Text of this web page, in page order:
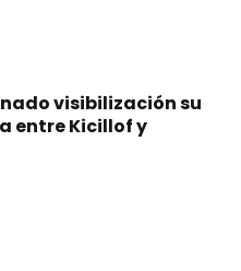
visibilización su
entre Kicillof y